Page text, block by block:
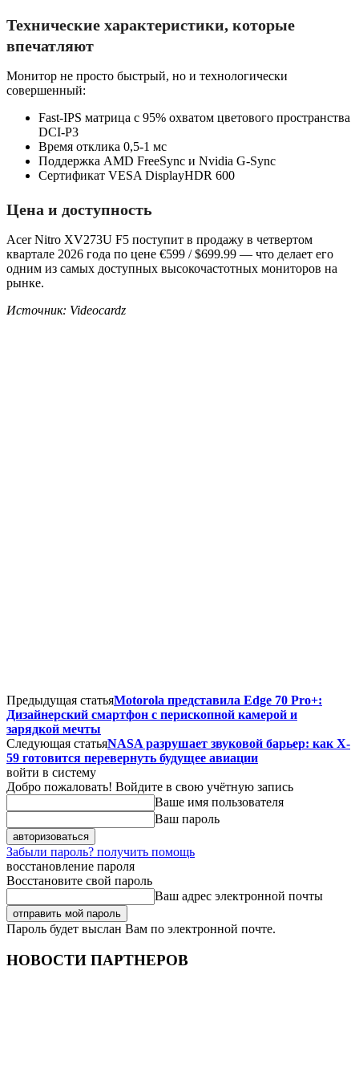
Технические характеристики, которые
впечатляют
Монитор не просто быстрый, но и технологически
совершенный:
Fast-IPS матрица с 95% охватом цветового пространства
DCI-P3
Время отклика 0,5-1 мс
Поддержка AMD FreeSync и Nvidia G-Sync
Сертификат VESA DisplayHDR 600
Цена и доступность
Acer Nitro XV273U F5 поступит в продажу в четвертом
квартале 2026 года по цене €599 / $699.99 — что делает его
одним из самых доступных высокочастотных мониторов на
рынке.
Источник: Videocardz
Предыдущая статьяMotorola представила Edge 70 Pro+:
Дизайнерский смартфон с перископной камерой и
зарядкой мечты
Следующая статьяNASA разрушает звуковой барьер: как X-
59 готовится перевернуть будущее авиации
войти в систему
Добро пожаловать! Войдите в свою учётную запись
Ваше имя пользователя
Ваш пароль
Забыли пароль? получить помощь
восстановление пароля
Восстановите свой пароль
Ваш адрес электронной почты
Пароль будет выслан Вам по электронной почте.
НОВОСТИ ПАРТНЕРОВ